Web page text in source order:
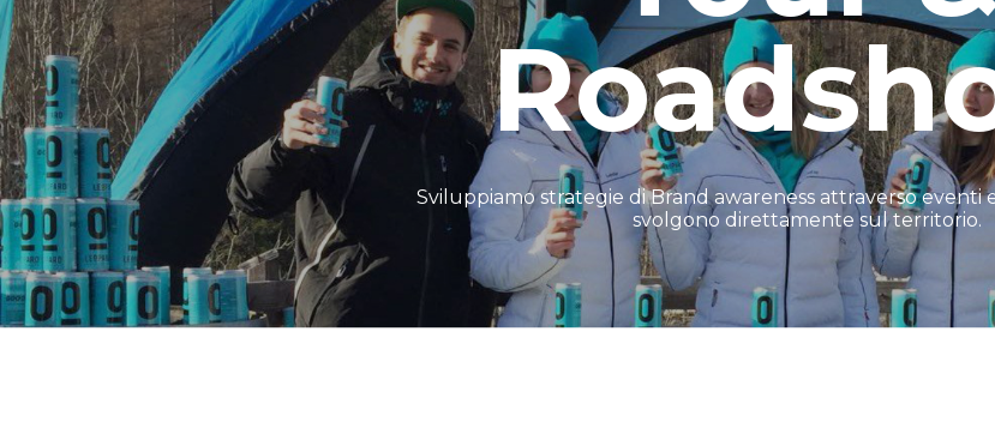
Sviluppiamo strategie di Brand awareness attraverso eventi
svolgono direttamente sul territorio.